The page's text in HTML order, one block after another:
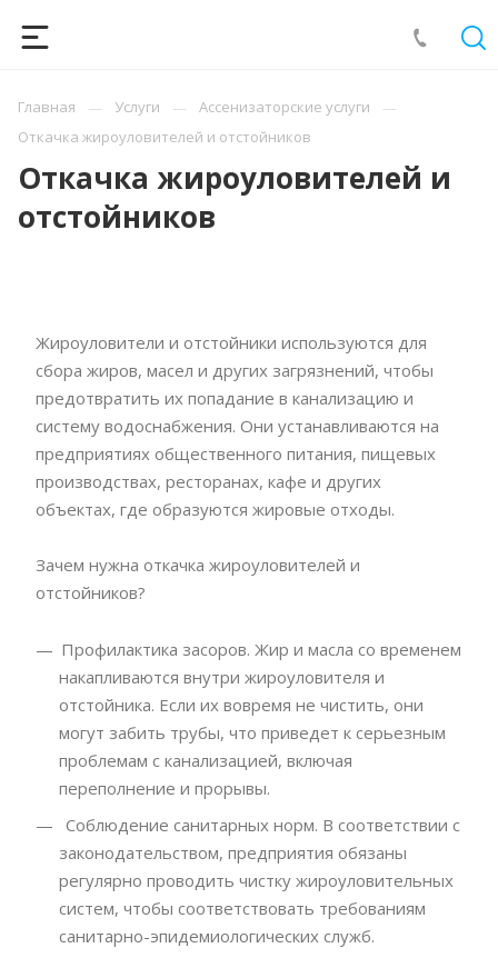
Главная Услуги
Ассенизаторские услуги
Откачка жироуловителей и отстойников
Откачка жироуловителей и
отстойников
Жироуловители и отстойники используются для
сбора жиров, масел и других загрязнений, чтобы
предотвратить их попадание в канализацию и
систему водоснабжения. Они устанавливаются на
предприятиях общественного питания, пищевых
производствах, ресторанах, кафе и других
объектах, где образуются жировые отходы.
Зачем нужна откачка жироуловителей и
отстойников?
Профилактика засоров. Жир и масла со временем
накапливаются внутри жироуловителя и
отстойника. Если их вовремя не чистить, они
могут забить трубы, что приведет к серьезным
проблемам с канализацией, включая
переполнение и прорывы.
Соблюдение санитарных норм. В соответствии с
законодательством, предприятия обязаны
регулярно проводить чистку жироуловительных
систем, чтобы соответствовать требованиям
санитарно-эпидемиологических служб.